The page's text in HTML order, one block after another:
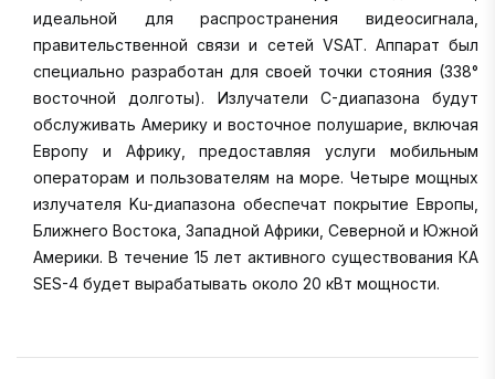
идеальной для распространения видеосигнала,
правительственной связи и сетей VSAT. Аппарат был
специально разработан для своей точки стояния (338°
восточной долготы). Излучатели C-диапазона будут
обслуживать Америку и восточное полушарие, включая
Европу и Африку, предоставляя услуги мобильным
операторам и пользователям на море. Четыре мощных
излучателя Ku-диапазона обеспечат покрытие Европы,
Ближнего Востока, Западной Африки, Северной и Южной
Америки. В течение 15 лет активного существования КА
SES-4 будет вырабатывать около 20 кВт мощности.